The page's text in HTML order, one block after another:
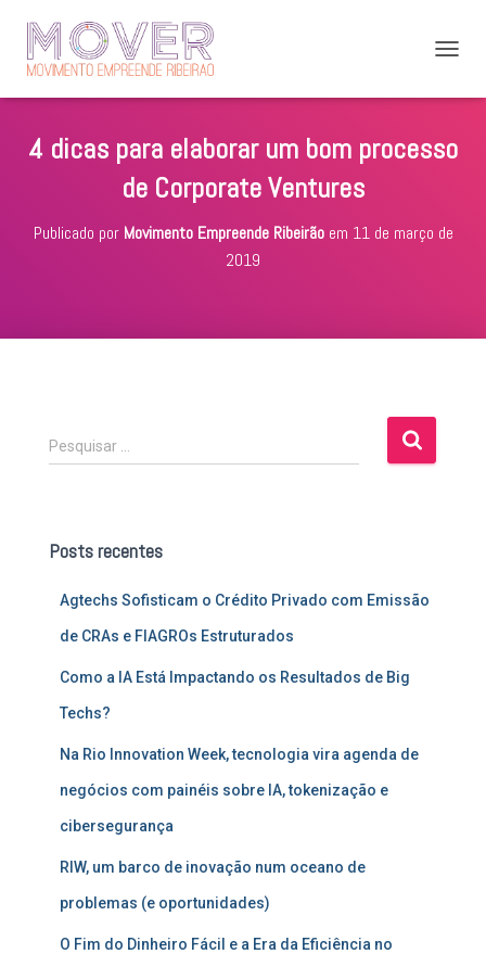
R
N
4 dicas para elaborar um bom processo
de Corporate Ventures
Publicado por Movimento Empreende Ribeirãoem 11 de março de
2019
P
e
i
Pesquisar …
Posts recentes
Agtechs Sofisticam o Crédito Privado com Emissão
de CRAs e FIAGROs Estruturados
Como a IA Está Impactando os Resultados de Big
Techs?
Na Rio Innovation Week, tecnologia vira agenda de
negócios com painéis sobre IA, tokenização e
cibersegurança
RIW, um barco de inovação num oceano de
problemas (e oportunidades)
O Fim do Dinheiro Fácil e a Era da Eficiência no